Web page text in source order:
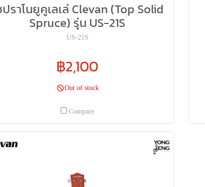
ปราโนยูคูเลเล่ Clevan (Top Solid
Spruce) รุ่น US-21S
US-21S
฿2,100
Out of stock
Compare